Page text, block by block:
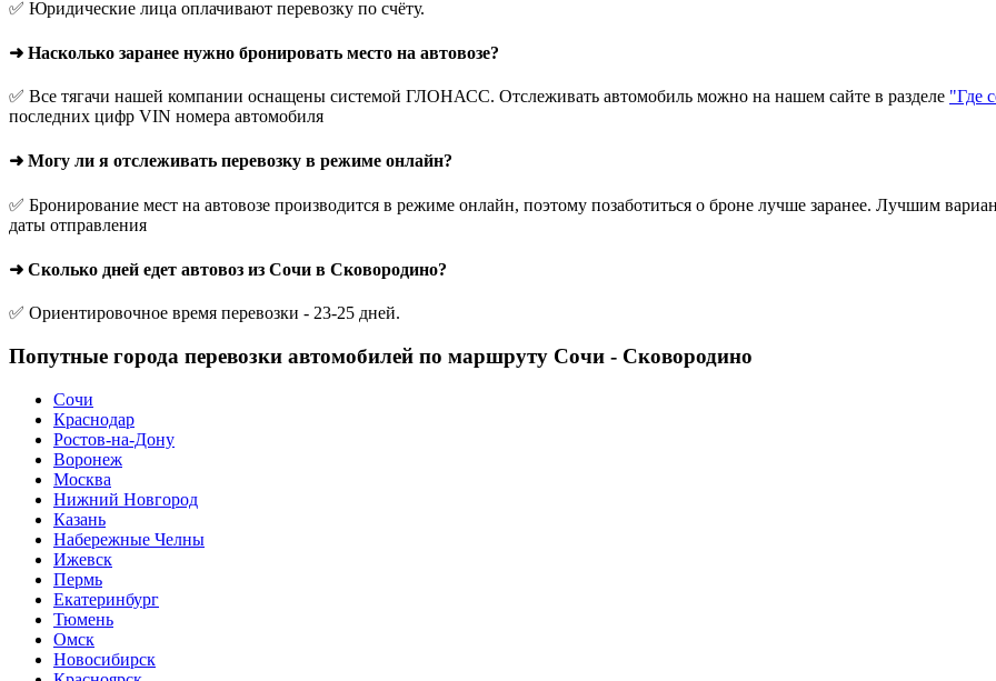
✅ Юридические лица оплачивают перевозку по счёту.
➜ Насколько заранее нужно бронировать место на автовозе?
✅ Все тягачи нашей компании оснащены системой ГЛОНАСС. Отслеживать автомобиль можно на нашем сайте в разделе "Где
последних цифр VIN номера автомобиля
➜ Могу ли я отслеживать перевозку в режиме онлайн?
✅ Бронирование мест на автовозе производится в режиме онлайн, поэтому позаботиться о броне лучше заранее. Лучшим
даты отправления
➜ Сколько дней едет автовоз из Сочи в Сковородино?
✅ Ориентировочное время перевозки - 23-25 дней.
Попутные города перевозки автомобилей по маршруту Сочи - Сковородино
Сочи
Краснодар
Ростов-на-Дону
Воронеж
Москва
Нижний Новгород
Казань
Набережные Челны
Ижевск
Пермь
Екатеринбург
Тюмень
Омск
Новосибирск